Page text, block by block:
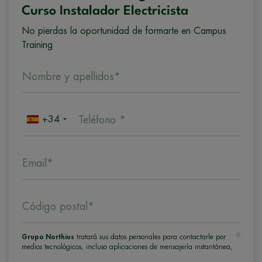
Curso Instalador Electricista
No pierdas la oportunidad de formarte en Campus
Training
Nombre y apellidos*
+34 Teléfono *
Email*
Código postal*
Grupo Northius tratará sus datos personales para contactarle por
medios tecnológicos, incluso aplicaciones de mensajería instantánea,